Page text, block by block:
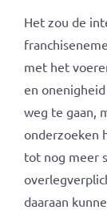
Het zou de
met het
en
weg te gaan,
onderzoeken
tot nog meer
daaraan